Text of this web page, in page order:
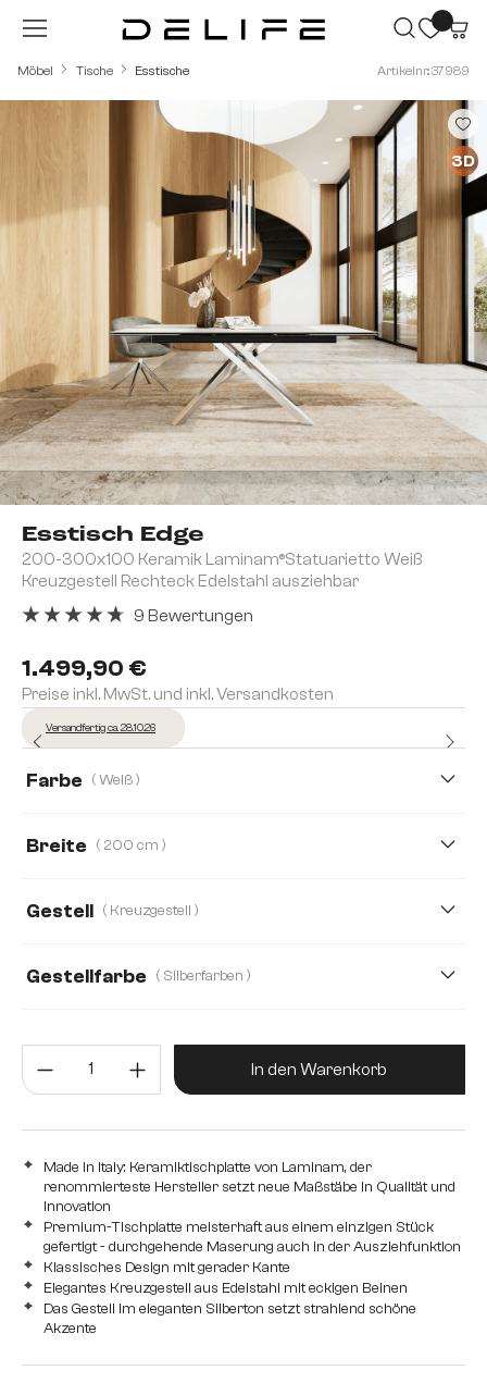
Zum Hauptinhalt springen
Möbel Tische Esstische Artikelnr.: 37989
Esstisch Edge
200-300x100 Keramik Laminam®Statuarietto Weiß
Kreuzgestell Rechteck Edelstahl ausziehbar
1.499,90 €
Preise inkl. MwSt. und inkl. Versandkosten
9 Bewertungen
Versandfertig ca. 28.10.26
Farbe ( Weiß )
Breite ( 200 cm )
Gestell ( Kreuzgestell )
Gestellfarbe ( Silberfarben )
Produkt Anzahl: Gib den
In den Warenkorb
Made in Italy: Keramiktischplatte von Laminam, der
renommierteste Hersteller setzt neue Maßstäbe in Qualität und
Innovation
Premium-Tischplatte meisterhaft aus einem einzigen Stück
gefertigt - durchgehende Maserung auch in der Ausziehfunktion
Klassisches Design mit gerader Kante
Elegantes Kreuzgestell aus Edelstahl mit eckigen Beinen
Das Gestell im eleganten Silberton setzt strahlend schöne
Akzente
Bildergalerie überspringen
3D